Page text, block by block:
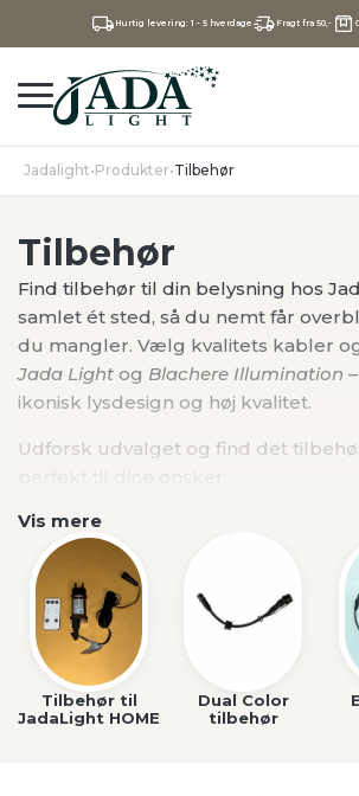
Hurtig levering: 1 - 5 hverdage Fragt fra 50,-
Jadalight•Produkter•Tilbehør
Tilbehør
Find tilbehør til din belysning hos
samlet ét sted, så du nemt får
du mangler. Vælg kvalitets kabler
Jada Light og Blachere Illumination
ikonisk lysdesign og høj kvalitet.
Udforsk udvalget og find det
Vis mere
Tilbehør til
JadaLight HOME
Dual Color
tilbehør